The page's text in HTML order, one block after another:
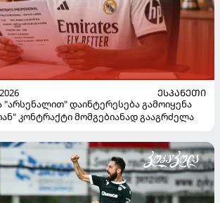
ᲔᲡᲞᲐᲜᲔᲗᲘ
"არსენალით" დაინტერესება გამოიყენა
კონტრაქტი მომგებიანად გააგრძელა